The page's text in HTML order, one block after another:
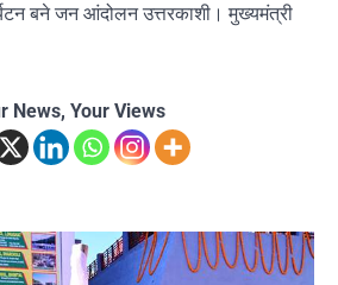
बने जन आंदोलन उत्तरकाशी। मुख्यमंत्री
News, Your Views